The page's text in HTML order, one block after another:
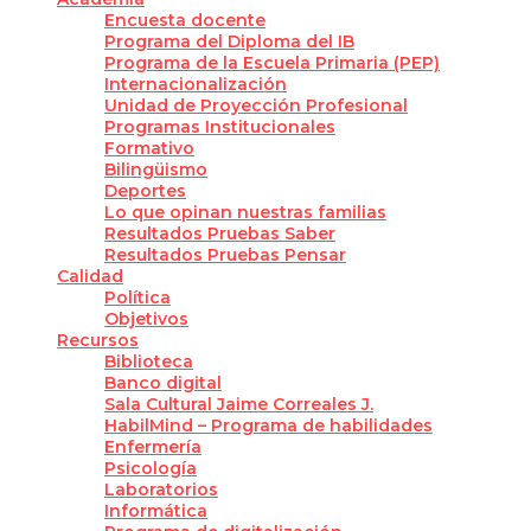
Encuesta docente
Programa del Diploma del IB
Programa de la Escuela Primaria (PEP)
Internacionalización
Unidad de Proyección Profesional
Programas Institucionales
Formativo
Bilingüismo
Deportes
Lo que opinan nuestras familias
Resultados Pruebas Saber
Resultados Pruebas Pensar
Calidad
Política
Objetivos
Recursos
Biblioteca
Banco digital
Sala Cultural Jaime Correales J.
HabilMind – Programa de habilidades
Enfermería
Psicología
Laboratorios
Informática